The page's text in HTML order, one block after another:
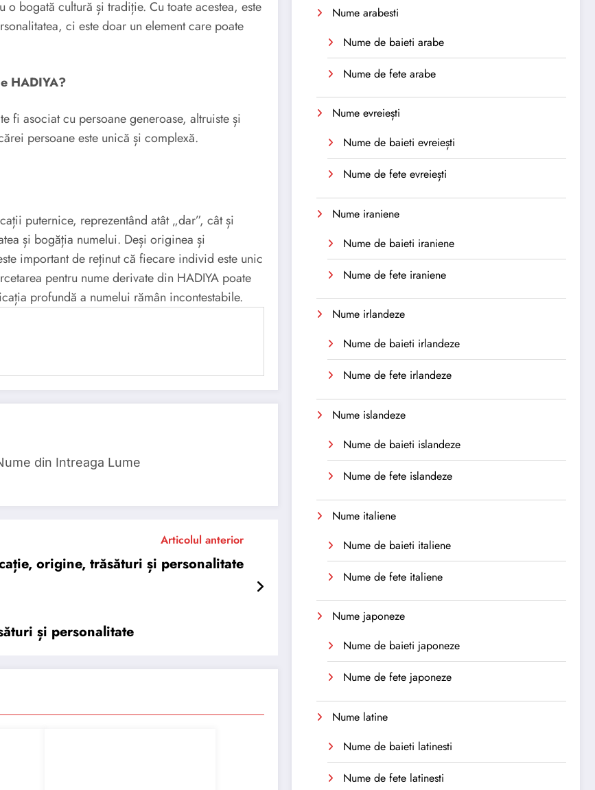
bogată cultură și tradiție. Cu toate acestea, este
ci este doar un element care poate
HADIYA?
fi asociat cu persoane generoase, altruiste și
persoane este unică și complexă.
puternice, reprezentând atât „dar”, cât și
și bogăția numelui. Deși originea și
important de reținut că fiecare individ este unic
pentru nume derivate din HADIYA poate
profundă a numelui rămân incontestabile.
din Intreaga Lume
Articolul anterior
origine, trăsături și personalitate
și personalitate
Nume arabesti
Nume de baieti arabe
Nume de fete arabe
Nume evreiești
Nume de baieti evreiești
Nume de fete evreiești
Nume iraniene
Nume de baieti iraniene
Nume de fete iraniene
Nume irlandeze
Nume de baieti irlandeze
Nume de fete irlandeze
Nume islandeze
Nume de baieti islandeze
Nume de fete islandeze
Nume italiene
Nume de baieti italiene
Nume de fete italiene
Nume japoneze
Nume de baieti japoneze
Nume de fete japoneze
Nume latine
Nume de baieti latinesti
Nume de fete latinesti